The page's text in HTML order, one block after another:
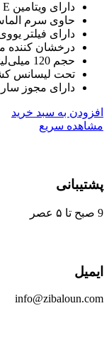
دارای ویتامین E
حاوی سرم الماس و
دارای فیلتر
درخشان کننده مو
حجم 120 میلی‌لیتر
تحت لیسانس کشور
دارای مجوز سارمان
به سبد خرید
سریع